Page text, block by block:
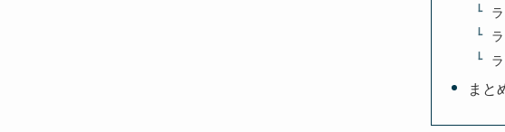
まと